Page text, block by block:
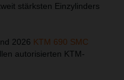
stärksten Einzylinders
2026 KTM 690 SMC
autorisierten KTM-